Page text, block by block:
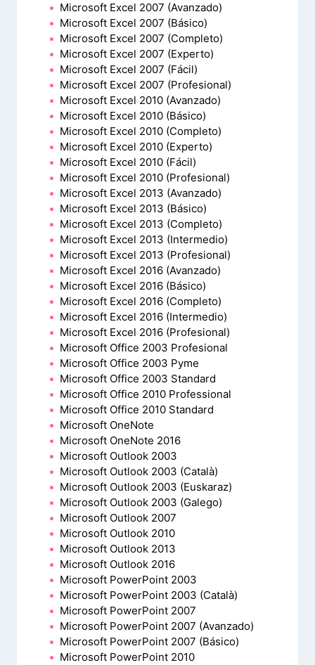
Microsoft Excel 2007 (Avanzado)
Microsoft Excel 2007 (Básico)
Microsoft Excel 2007 (Completo)
Microsoft Excel 2007 (Experto)
Microsoft Excel 2007 (Fácil)
Microsoft Excel 2007 (Profesional)
Microsoft Excel 2010 (Avanzado)
Microsoft Excel 2010 (Básico)
Microsoft Excel 2010 (Completo)
Microsoft Excel 2010 (Experto)
Microsoft Excel 2010 (Fácil)
Microsoft Excel 2010 (Profesional)
Microsoft Excel 2013 (Avanzado)
Microsoft Excel 2013 (Básico)
Microsoft Excel 2013 (Completo)
Microsoft Excel 2013 (Intermedio)
Microsoft Excel 2013 (Profesional)
Microsoft Excel 2016 (Avanzado)
Microsoft Excel 2016 (Básico)
Microsoft Excel 2016 (Completo)
Microsoft Excel 2016 (Intermedio)
Microsoft Excel 2016 (Profesional)
Microsoft Office 2003 Profesional
Microsoft Office 2003 Pyme
Microsoft Office 2003 Standard
Microsoft Office 2010 Professional
Microsoft Office 2010 Standard
Microsoft OneNote
Microsoft OneNote 2016
Microsoft Outlook 2003
Microsoft Outlook 2003 (Català)
Microsoft Outlook 2003 (Euskaraz)
Microsoft Outlook 2003 (Galego)
Microsoft Outlook 2007
Microsoft Outlook 2010
Microsoft Outlook 2013
Microsoft Outlook 2016
Microsoft PowerPoint 2003
Microsoft PowerPoint 2003 (Català)
Microsoft PowerPoint 2007
Microsoft PowerPoint 2007 (Avanzado)
Microsoft PowerPoint 2007 (Básico)
Microsoft PowerPoint 2010